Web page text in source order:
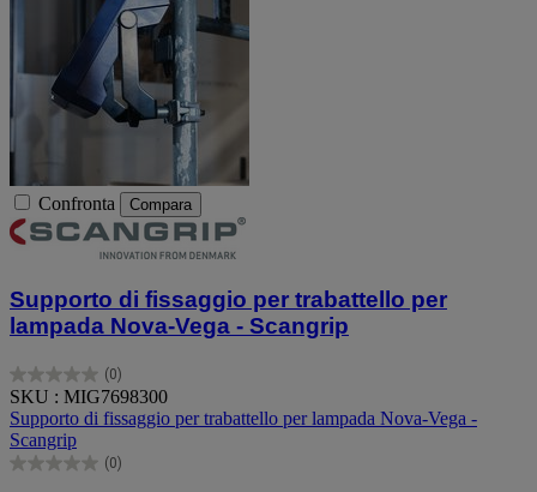
Confronta Compara
Supporto di fissaggio per trabattello per
lampada Nova-Vega - Scangrip
(0)
0.0
su
5
stelle.
SKU : MIG7698300
Supporto di fissaggio per trabattello per lampada Nova-Vega -
Scangrip
(0)
0.0